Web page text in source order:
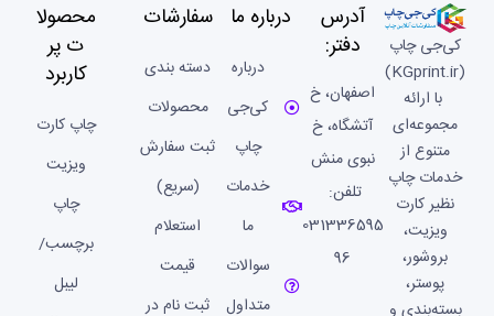
کی‌جی چاپ
(KGprint.ir)
با ارائه
مجموعه‌ای
متنوع از
خدمات چاپ
نظیر کارت
ویزیت،
بروشور،
پوستر،
بسته‌بندی و
آدرس
دفتر:
اصفهان، خ
آتشگاه، خ
نبوی منش
تلفن:
031336595
96
درباره ما
درباره
کی‌جی
چاپ
خدمات
ما
سوالات
متداول
سفارشات
دسته بندی
محصولات
ثبت سفارش
(سریع)
استعلام
قیمت
ثبت نام در
محصولا
ت پر
کاربرد
چاپ کارت
ویزیت
چاپ
برچسب/
لیبل